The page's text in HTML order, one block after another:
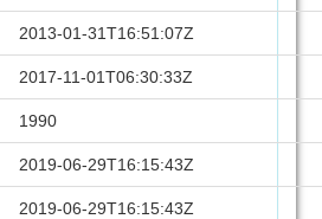
2013-01-31T16:51:07Z
2017-11-01T06:30:33Z
1990
2019-06-29T16:15:43Z
2019-06-29T16:15:43Z